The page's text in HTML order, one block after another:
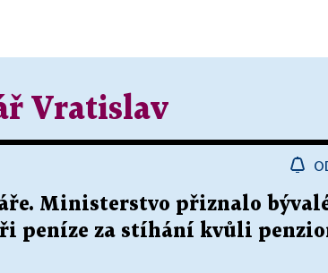
Vratislav
Ministerstvo přiznalo
peníze za stíhání kvůli